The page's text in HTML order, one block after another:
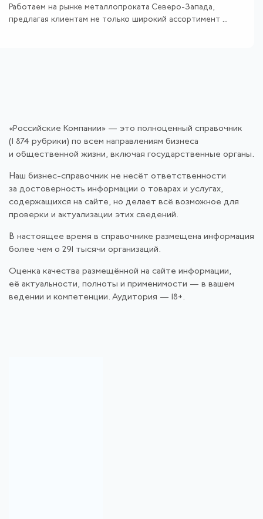
Работаем на рынке металлопроката Северо-Запада,
предлагая клиентам не только широкий ассортимент ...
«Российские Компании» — это полноценный справочник
(1 874 рубрики) по всем направлениям бизнеса
и общественной жизни, включая государственные органы.
Наш бизнес-справочник не несёт ответственности
за достоверность информации о товарах и услугах,
содержащихся на сайте, но делает всё возможное для
проверки и актуализации этих сведений.
В настоящее время в справочнике размещена информация
более чем о 291 тысячи организаций.
Оценка качества размещённой на сайте информации,
её актуальности, полноты и применимости — в вашем
ведении и компетенции. Аудитория — 18+.